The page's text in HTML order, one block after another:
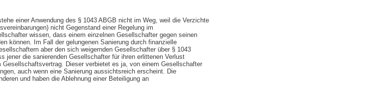
einer Anwendung des § 1043 ABGB nicht im Weg, weil die Verzichte
nicht Gegenstand einer Regelung im
wissen, dass einem einzelnen Gesellschafter gegen seinen
können. Im Fall der gelungenen Sanierung durch finanzielle
aber den sich weigernden Gesellschafter über § 1043
jener die sanierenden Gesellschafter für ihren erlittenen Verlust
Dieser verbietet es ja, von einem Gesellschafter
auch wenn eine Sanierung aussichtsreich erscheint. Die
und haben die Ablehnung einer Beteiligung an